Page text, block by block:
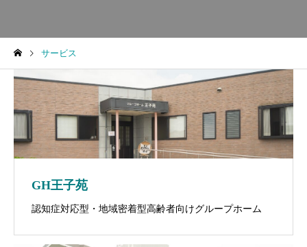
サービス
GH王子苑
認知症対応型・地域密着型高齢者向けグループホーム